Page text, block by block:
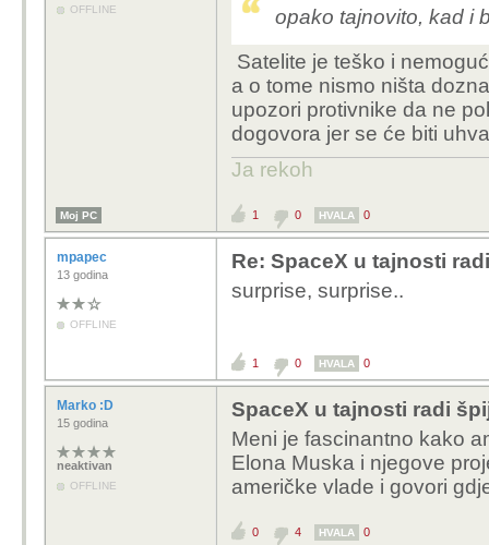
OFFLINE
opako tajnovito, kad i
Satelite je teško i
a o tome nismo ništa
upozori protivnike da ne
dogovora jer se će biti
Ja rekoh
Moj PC 1 0 HVALA 0
mpapec
13 godina
OFFLINE
Re: SpaceX u tajnosti
surprise, surprise..
1 0 HVALA 0
Marko :D
15 godina
neaktivan
OFFLINE
SpaceX u tajnosti radi
Meni je fascinantno kako
Elona Muska i njegove
američke vlade i govori
0 4 HVALA 0